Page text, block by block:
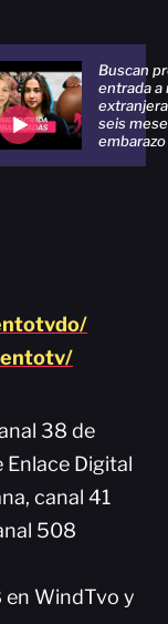
Buscan
entrada a
seis
embarazo
38 de
Enlace Digital
canal 41
508
en WindTvo y